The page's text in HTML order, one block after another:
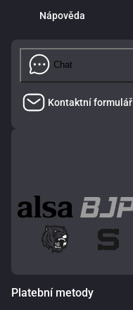
Nápověda
Chat
Kontaktní formulář
Platební metody